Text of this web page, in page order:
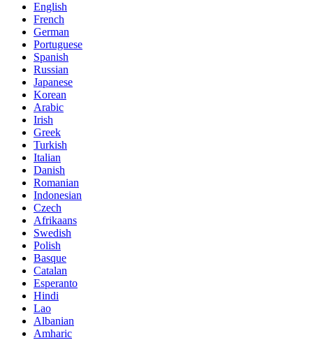
English
French
German
Portuguese
Spanish
Russian
Japanese
Korean
Arabic
Irish
Greek
Turkish
Italian
Danish
Romanian
Indonesian
Czech
Afrikaans
Swedish
Polish
Basque
Catalan
Esperanto
Hindi
Lao
Albanian
Amharic